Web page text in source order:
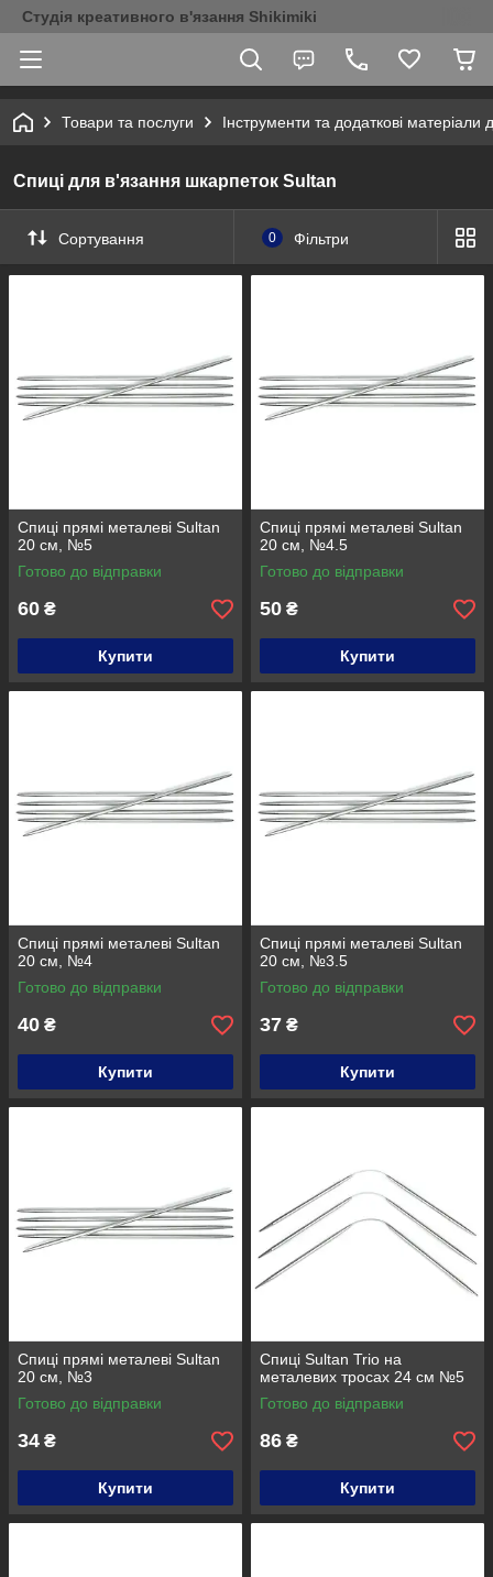
Студія креативного в'язання Shikimiki
Товари та послуги Інструменти та додаткові матеріали
Спиці для в'язання шкарпеток Sultan
Сортування 0 Фільтри
Спиці прямі металеві Sultan
20 см, №5
Готово до відправки
60 ₴
Купити
Спиці прямі металеві Sultan
20 см, №4.5
Готово до відправки
50 ₴
Купити
Спиці прямі металеві Sultan
20 см, №4
Готово до відправки
40 ₴
Купити
Спиці прямі металеві Sultan
20 см, №3.5
Готово до відправки
37 ₴
Купити
Спиці прямі металеві Sultan
20 см, №3
Готово до відправки
34 ₴
Купити
Спиці Sultan Trio на
металевих тросах 24 см №5
Готово до відправки
86 ₴
Купити